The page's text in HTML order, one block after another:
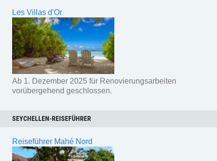
Les Villas d'Or
Ab 1. Dezember 2025 für Renovierungsarbeiten
vorübergehend geschlossen.
SEYCHELLEN-REISEFÜHRER
Reiseführer Mahé Nord